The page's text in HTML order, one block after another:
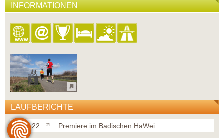
INFORMATIONEN
LAUFBERICHTE
26.02.22 Premiere im Badischen HaWei